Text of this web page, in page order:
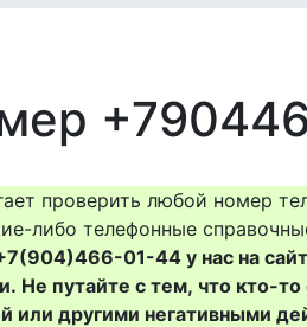
проверить любой номер
либо телефонные
01-44 у нас на
Не путайте с тем, что кто-
или другими негативными